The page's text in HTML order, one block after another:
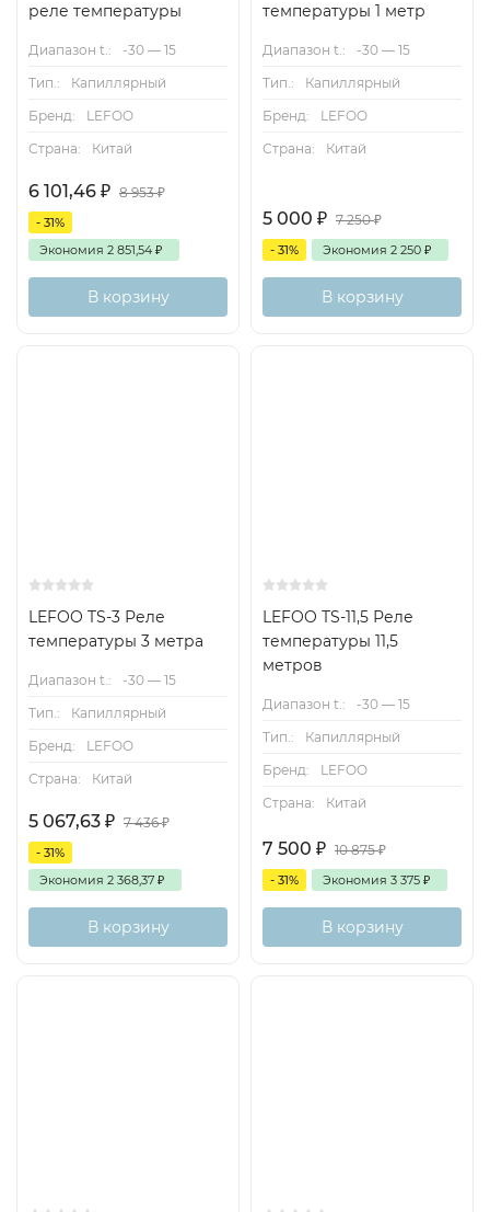
реле температуры
Диапазон t.:
-30 — 15
Тип.:
Капиллярный
Бренд:
LEFOO
Страна:
Китай
6 101,46 ₽ 8 953₽
- 31%
Экономия 2 851,54 ₽
В корзину
температуры 1 метр
Диапазон t.:
-30 — 15
Тип.:
Капиллярный
Бренд:
LEFOO
Страна:
Китай
5 000 ₽ 7 250₽
- 31% Экономия 2 250 ₽
В корзину
LEFOO TS-3 Реле
температуры 3 метра
Диапазон t.:
-30 — 15
Тип.:
Капиллярный
Бренд:
LEFOO
Страна:
Китай
5 067,63 ₽ 7 436₽
- 31%
Экономия 2 368,37 ₽
В корзину
LEFOO TS-11,5 Реле
температуры 11,5
метров
Диапазон t.:
-30 — 15
Тип.:
Капиллярный
Бренд:
LEFOO
Страна:
Китай
7 500 ₽ 10 875₽
- 31% Экономия 3 375 ₽
В корзину